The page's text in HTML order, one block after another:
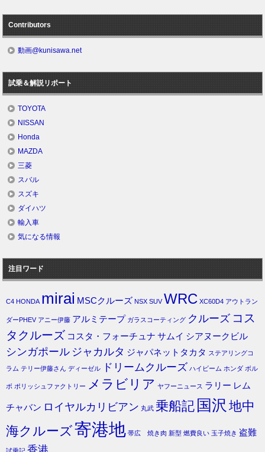
Contributors
動画@kunisawa.net
試乗＆解説リポート
TOYOTA
NISSAN
Honda
MAZDA
三菱
スバル
スズキ
ダイハツ
輸入車
気になる情報
注目ワード
C4 HONDA mirai MSCクルーズ NSX SUV WRC XC60D4 アウトラン
ダーPHEV アニー伊藤 アルミテープ ガラスコーティング クルーズ コス
タクルーズ コスタ・フォーチュナ サムイ シアヌークビル
シンガポール ジャカルタ ジャパネットタカタ ステアリングコ
ラム テリー伊藤さん ディーゼル ドリームクルーズ ハイビーム ホンダ ボル
ボ ポリッシュファクトリー メラビリア ヤフーニュース ラリー レム
チャバン ロイヤルカリビアン 丸武 乗船記 国沢 地中
海クルーズ寄港地 帯広 焼き肉 新型 燃費良い 玉子焼き 盗難
香港